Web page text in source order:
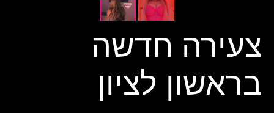
צעירה חדשה
בראשון לציון